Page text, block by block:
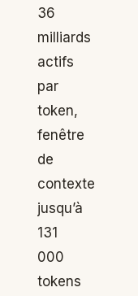
36
milliards
actifs
par
token,
fenêtre
de
contexte
jusqu’à
131
000
tokens